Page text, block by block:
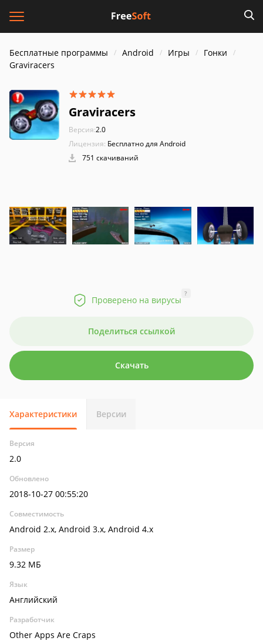
Бесплатные программы Android Игры
Гонки
Graviracers
Graviracers
Версия:2.0
Лицензия: Бесплатно для Android
751 скачиваний
Проверено на вирусы
?
Поделиться ссылкой
Скачать
Характеристики Версии
Версия
2.0
Обновлено
2018-10-27 00:55:20
Совместимость
Android 2.x, Android 3.x, Android 4.x
Размер
9.32 МБ
Язык
Английский
Разработчик
Other Apps Are Craps